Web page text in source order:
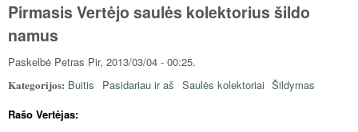
Pirmasis Vertėjo saulės kolektorius šildo
namus
Paskelbė Petras Pir, 2013/03/04 - 00:25.
Kategorijos: Buitis Pasidariau ir aš Saulės kolektoriai Šildymas
Rašo Vertėjas: